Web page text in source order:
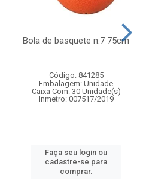
Bola de basquete n.7 75cm
Código: 841285
Embalagem: Unidade
Caixa Com: 30 Unidade(s)
Inmetro: 007517/2019
Faça seu login ou
cadastre-se para
comprar.